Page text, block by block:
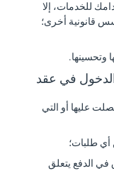
للخدمات، إلا
قانونية أخرى؛
عليها أو التي
في الدفع يتعلق